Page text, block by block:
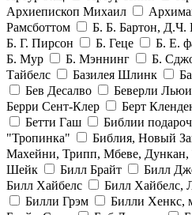
Архиепископ Михаил
Рамсботтом
Б. Б. Бартон, Д.Ч.
Б. Г. Пирсон
Б. Геце Б. Е.
Б. Мур
Б. Мэннинг Б.
Тайбелс
Базилея Шлинк
Бев Десалво
Беверли
Берри Сент-Клер
Берт
Бетти Гаш
Библии
"Тропинка"
Библия, Новый
Махейни, Трипп, Мбеве, Дункан,
Шейк
Билл Брайт Билл
Билл Хайбелс
Билл Хайбелс,
Билли Грэм
Билли Хенкс,